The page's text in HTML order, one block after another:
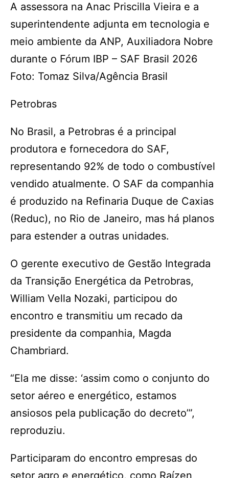
A assessora na Anac Priscilla Vieira e a
superintendente adjunta em tecnologia e
meio ambiente da ANP, Auxiliadora Nobre
durante o Fórum IBP – SAF Brasil 2026
Foto: Tomaz Silva/Agência Brasil
Petrobras
No Brasil, a Petrobras é a principal
produtora e fornecedora do SAF,
representando 92% de todo o combustível
vendido atualmente. O SAF da companhia
é produzido na Refinaria Duque de Caxias
(Reduc), no Rio de Janeiro, mas há planos
para estender a outras unidades.
O gerente executivo de Gestão Integrada
da Transição Energética da Petrobras,
William Vella Nozaki, participou do
encontro e transmitiu um recado da
presidente da companhia, Magda
Chambriard.
“Ela me disse: ‘assim como o conjunto do
setor aéreo e energético, estamos
ansiosos pela publicação do decreto’”,
reproduziu.
Participaram do encontro empresas do
setor agro e energético, como Raízen